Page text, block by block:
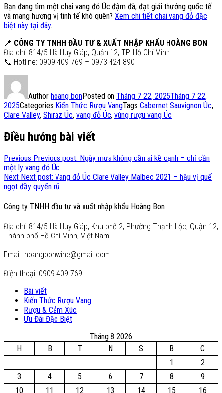
Bạn đang tìm một chai vang đỏ Úc đậm đà, đạt giải thưởng quốc tế
và mang hương vị tinh tế khó quên? Xem chi tiết chai vang đỏ đặc
biệt này tại đây.
📍 CÔNG TY TNHH ĐẦU TƯ & XUẤT NHẬP KHẨU HOÀNG BON
Địa chỉ: 814/5 Hà Huy Giáp, Quận 12, TP. Hồ Chí Minh
📞 Hotline: 0909 409 769 – 0973 424 890
Author hoang bonPosted on Tháng 7 22, 2025Tháng 7 22,
2025Categories Kiến Thức Rượu VangTags Cabernet Sauvignon Úc,
Clare Valley, Shiraz Úc, vang đỏ Úc, vùng rượu vang Úc
Điều hướng bài viết
Previous Previous post: Ngày mưa không cần ai kề cạnh – chỉ cần
một ly vang đỏ Úc
Next Next post: Vang đỏ Úc Clare Valley Malbec 2021 – hậu vị quế
ngọt đầy quyến rũ
Công ty TNHH đầu tư và xuất nhập khẩu Hoàng Bon
Địa chỉ: 814/5 Hà Huy Giáp, Khu phố 2, Phường Thạnh Lộc, Quận 12,
Thành phố Hồ Chí Minh, Việt Nam.
Email: hoangbonwine@gmail.com
Điện thoại: 0909.409.769
Bài viết
Kiến Thức Rượu Vang
Rượu & Cảm Xúc
Ưu Đãi Đặc Biệt
Tháng 8 2026
H
B T N S B
C
1
2
3
4 5 6 7 8
9
10
11 12 13 14 15
16